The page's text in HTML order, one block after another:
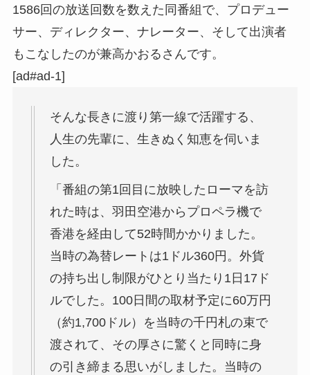
1586回の放送回数を数えた同番組で、プロデュー
サー、ディレクター、ナレーター、そして出演者
もこなしたのが兼高かおるさんです。
[ad#ad-1]
そんな長きに渡り第一線で活躍する、
人生の先輩に、生きぬく知恵を伺いま
した。
「番組の第1回目に放映したローマを訪
れた時は、羽田空港からプロペラ機で
香港を経由して52時間かかりました。
当時の為替レートは1ドル360円。外貨
の持ち出し制限がひとり当たり1日17ド
ルでした。100日間の取材予定に60万円
（約1,700ドル）を当時の千円札の束で
渡されて、その厚さに驚くと同時に身
の引き締まる思いがしました。当時の